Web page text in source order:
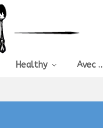
Healthy Avec